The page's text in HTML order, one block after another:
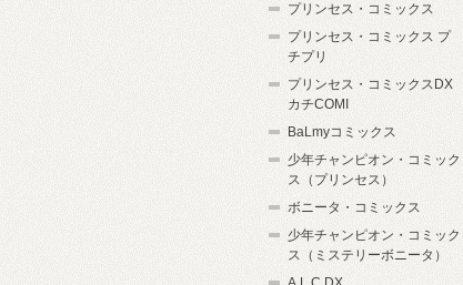
プリンセス・コミックス
プリンセス・コミックス プ
チプリ
プリンセス・コミックスDX
カチCOMI
BaLmyコミックス
少年チャンピオン・コミック
ス（プリンセス）
ボニータ・コミックス
少年チャンピオン・コミック
ス（ミステリーボニータ）